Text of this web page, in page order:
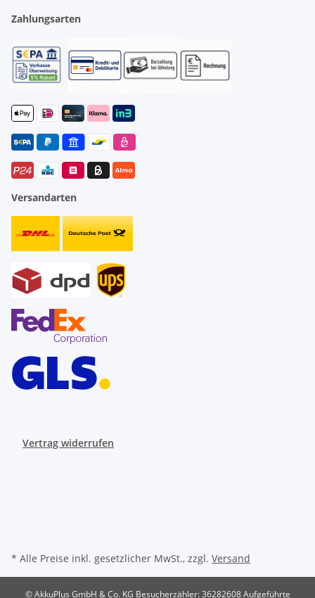
Zahlungsarten
Versandarten
Vertrag widerrufen
* Alle Preise inkl. gesetzlicher MwSt., zzgl. Versand
© AkkuPlus GmbH & Co. KG Besucherzähler: 36282608Aufgeführte